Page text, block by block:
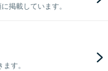
掲載しています。
す。